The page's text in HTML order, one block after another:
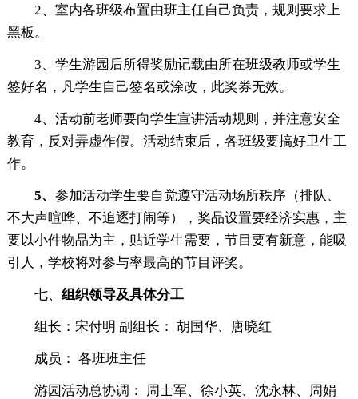
2、室内各班级布置由班主任自己负责，规则要求上
黑板。
3、学生游园后所得奖励记载由所在班级教师或学生
签好名，凡学生自己签名或涂改，此奖券无效。
4、活动前老师要向学生宣讲活动规则，并注意安全
教育，反对弄虚作假。活动结束后，各班级要搞好卫生工
作。
5、 参加活动学生要自觉遵守活动场所秩序（排队、
不大声喧哗、不追逐打闹等），奖品设置要经济实惠，主
要以小件物品为主，贴近学生需要，节目要有新意，能吸
引人，学校将对参与率最高的节目评奖。
七、 组织领导及具体分工
组长：宋付明 副组长： 胡国华、唐晓红
成员： 各班班主任
游园活动总协调： 周士军、徐小英、沈永林、周娟